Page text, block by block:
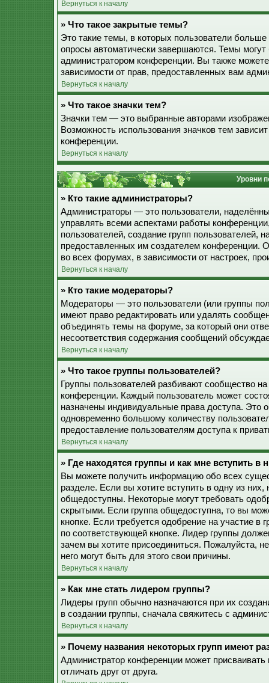
Вернуться к началу
» Что такое закрытые темы?
Это такие темы, в которых пользователи
опросы автоматически завершаются. Темы
администратором конференции. Вы также
зависимости от прав, предоставленных вам
Вернуться к началу
» Что такое значки тем?
Значки тем — это выбранные авторами
Возможность использования значков тем
конференции.
Вернуться к началу
Уровни
» Кто такие администраторы?
Администраторы — это пользователи,
управлять всеми аспектами работы
пользователей, создание групп пользователей,
предоставленных им создателем конференции.
во всех форумах, в зависимости от настроек,
Вернуться к началу
» Кто такие модераторы?
Модераторы — это пользователи (или группы
имеют право редактировать или удалять
объединять темы на форуме, за который они
несоответствия содержания сообщений
Вернуться к началу
» Что такое группы пользователей?
Группы пользователей разбивают сообщество
конференции. Каждый пользователь может
назначены индивидуальные права доступа. Это
одновременно большому количеству
предоставление пользователям доступа к
Вернуться к началу
» Где находятся группы и как мне вступить в
Вы можете получить информацию обо всех
разделе. Если вы хотите вступить в одну из
общедоступны. Некоторые могут требовать
скрытыми. Если группа общедоступна, то вы
кнопке. Если требуется одобрение на участие в
по соответствующей кнопке. Лидер группы
зачем вы хотите присоединиться. Пожалуйста,
него могут быть для этого свои причины.
Вернуться к началу
» Как мне стать лидером группы?
Лидеры групп обычно назначаются при их
в создании группы, сначала свяжитесь с
Вернуться к началу
» Почему названия некоторых групп имеют
Администратор конференции может
отличать друг от друга.